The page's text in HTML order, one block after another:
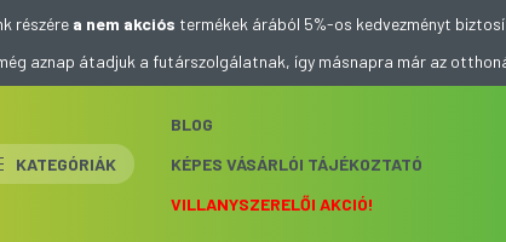
részére a nem akciós termékek árából 5%-os kedvezményt
aznap átadjuk a futárszolgálatnak, így másnapra már az
KATEGÓRIÁK
BLOG
KÉPES VÁSÁRLÓI TÁJÉKOZTATÓ
VILLANYSZERELŐI AKCIÓ!